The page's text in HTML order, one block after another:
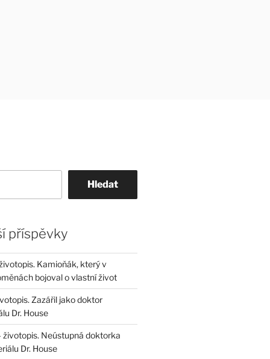
Hledat
příspěvky
Kamioňák, který v
bojoval o vlastní život
Zazářil jako doktor
Dr. House
životopis. Neústupná doktorka
Dr. House